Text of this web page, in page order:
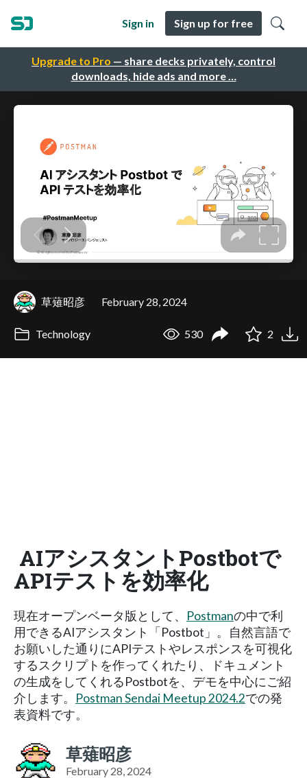
Upgrade to Pro — share decks privately, control
downloads, hide ads and more …
Sign in Sign up for free
草薙昭彦 February 28, 2024
Technology 530 2
AIアシスタントPostbotで
APIテストを効率化
現在オープンベータ版として、 Postmanの中で利
用できるAIアシスタント「Postbot」。自然言語で
お願いした通りにAPIテストやレスポンスを可視化
するスクリプトを作ってくれたり、ドキュメント
の生成をしてくれるPostbotを、デモを中心にご紹
介します。 Postman Sendai Meetup 2024.2での発
表資料です。
草薙昭彦
February 28, 2024